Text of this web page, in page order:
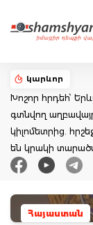
կարևոր
Խոշոր հրդեհ՝
գտնվող
կիլոմետրից.
են կրակի
Հայաստան